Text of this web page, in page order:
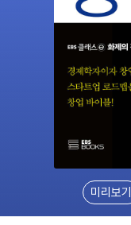
미리보기